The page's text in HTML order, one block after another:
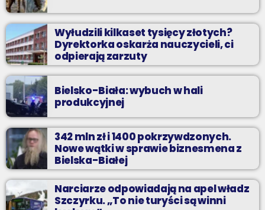
Wyłudzili kilkaset tysięcy złotych?
Dyrektorka oskarża nauczycieli, ci
odpierają zarzuty
Bielsko-Biała: wybuch w hali
produkcyjnej
342 mln zł i 1400 pokrzywdzonych.
Nowe wątki w sprawie biznesmena z
Bielska-Białej
Narciarze odpowiadają na apel władz
Szczyrku. „To nie turyści są winni